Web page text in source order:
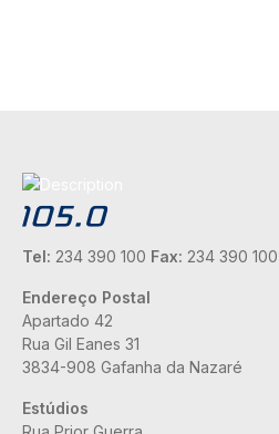
Tel: 234 390 100 Fax: 234 390 100
Endereço Postal
Apartado 42
Rua Gil Eanes 31
3834-908 Gafanha da Nazaré
Estúdios